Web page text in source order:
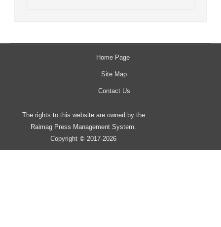
Home Page
Site Map
Contact Us
The rights to this website are owned by the
Raimag Press Management System.
Copyright © 2017-2026